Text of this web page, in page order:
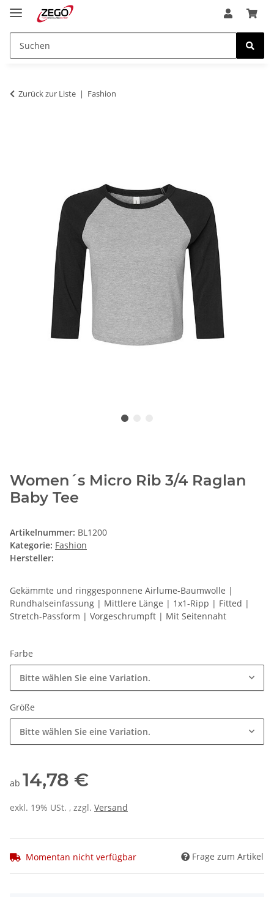
Zurück zur Liste Fashion
Women´s Micro Rib 3/4 Raglan
Baby Tee
Artikelnummer: BL1200
Kategorie: Fashion
Hersteller:
Gekämmte und ringgesponnene Airlume-Baumwolle |
Rundhalseinfassung | Mittlere Länge | 1x1-Ripp | Fitted |
Stretch-Passform | Vorgeschrumpft | Mit Seitennaht
Farbe
Bitte wählen Sie eine Variation.
Größe
Bitte wählen Sie eine Variation.
ab 14,78 €
exkl. 19% USt. , zzgl. Versand
Momentan nicht verfügbar Frage zum Artikel